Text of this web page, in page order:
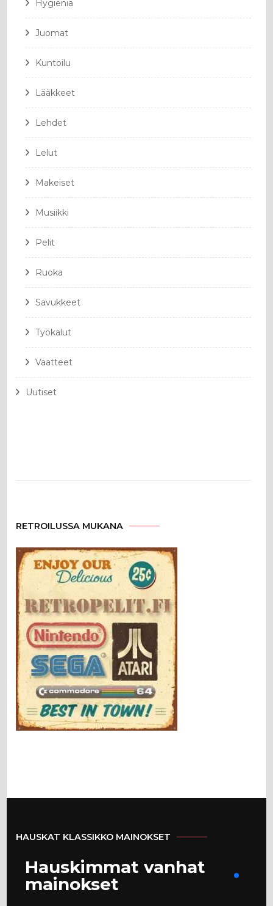
Hygienia
Juomat
Kuntoilu
Lääkkeet
Lehdet
Lelut
Makeiset
Musiikki
Pelit
Ruoka
Savukkeet
Työkalut
Vaatteet
Uutiset
RETROILUSSA MUKANA
HAUSKAT KLASSIKKO MAINOKSET
Hauskimmat vanhat
mainokset